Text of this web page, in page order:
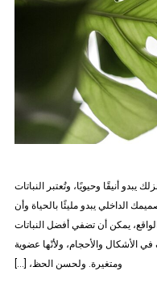
يبدو أنيقًا وحيويًا، وتُعتبر النباتات
الداخلي يبدو مليئًا بالحياة وأن
يمكن أن تضفي أفضل النباتات
في الأشكال والأحجام، ولأنّها عضوية
ومتغيرة. ولحسن الحظ، […]